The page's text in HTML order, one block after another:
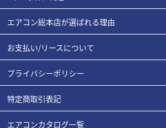
エアコン総本店が選ばれる理由
お支払い/リースについて
プライバシーポリシー
特定商取引表記
エアコンカタログ一覧